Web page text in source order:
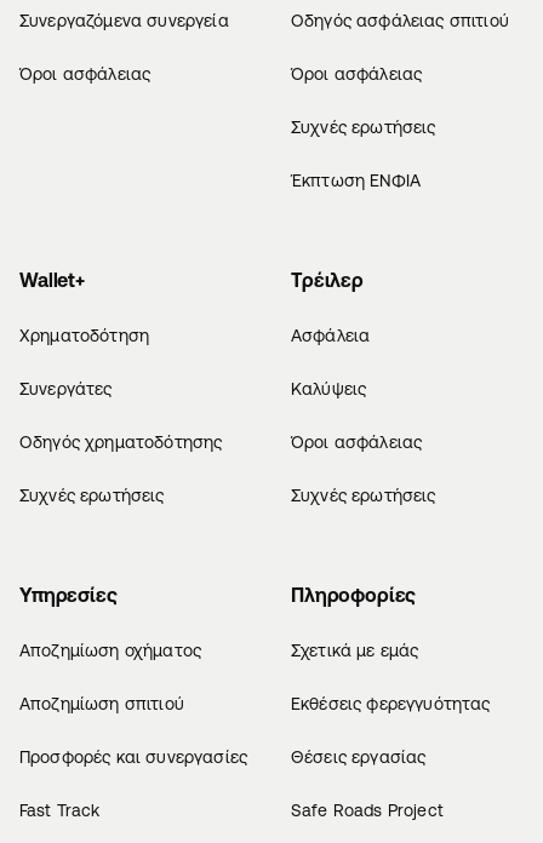
Συνεργαζόμενα συνεργεία
Όροι ασφάλειας
Οδηγός ασφάλειας σπιτιού
Όροι ασφάλειας
Συχνές ερωτήσεις
Έκπτωση ΕΝΦΙΑ
Wallet+
Χρηματοδότηση
Συνεργάτες
Οδηγός χρηματοδότησης
Συχνές ερωτήσεις
Τρέιλερ
Ασφάλεια
Καλύψεις
Όροι ασφάλειας
Συχνές ερωτήσεις
Υπηρεσίες
Αποζημίωση οχήματος
Αποζημίωση σπιτιού
Προσφορές και συνεργασίες
Fast Track
Πληροφορίες
Σχετικά με εμάς
Εκθέσεις φερεγγυότητας
Θέσεις εργασίας
Safe Roads Project